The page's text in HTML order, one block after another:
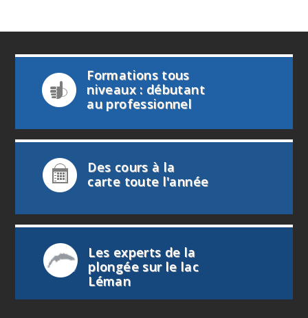
Formations tous
niveaux : débutant
au professionnel
Des cours à la
carte toute l'année
Les experts de la
plongée sur le lac
Léman
info@deep-turtle.com